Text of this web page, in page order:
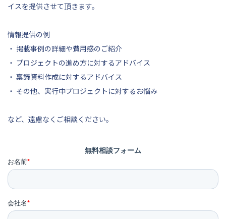
イスを提供させて頂きます。
情報提供の例
・ 掲載事例の詳細や費用感のご紹介
・ プロジェクトの進め方に対するアドバイス
・ 稟議資料作成に対するアドバイス
・ その他、実行中プロジェクトに対するお悩み
など、遠慮なくご相談ください。